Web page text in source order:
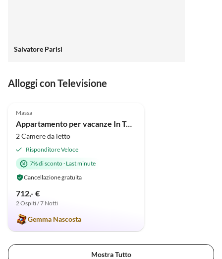
Salvatore Parisi
Alloggi con Televisione
Massa
Appartamento per vacanze In Toscana vicino al mare
2 Camere da letto
Risponditore Veloce
7% di sconto· Last minute
Cancellazione gratuita
712,- €
2 Ospiti / 7 Notti
Gemma Nascosta
Mostra Tutto